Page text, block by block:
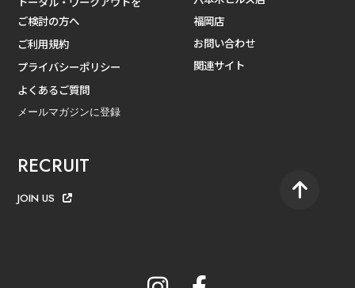
ご検討の方へ
ご利用規約
プライバシーポリシー
よくあるご質問
メールマガジンに登録
福岡店
お問い合わせ
関連サイト
RECRUIT
JOIN US